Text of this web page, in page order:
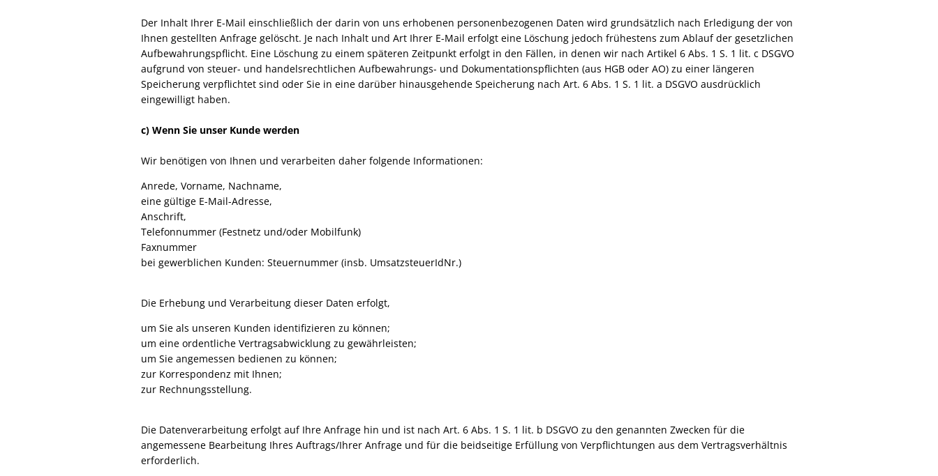
Der Inhalt Ihrer E-Mail einschließlich der darin von uns erhobenen personenbezogenen Daten wird grundsätzlich nach Erledigung der von
Ihnen gestellten Anfrage gelöscht. Je nach Inhalt und Art Ihrer E-Mail erfolgt eine Löschung jedoch frühestens zum Ablauf der gesetzlichen
Aufbewahrungspflicht. Eine Löschung zu einem späteren Zeitpunkt erfolgt in den Fällen, in denen wir nach Artikel 6 Abs. 1 S. 1 lit. c DSGVO
aufgrund von steuer- und handelsrechtlichen Aufbewahrungs- und Dokumentationspflichten (aus HGB oder AO) zu einer längeren
Speicherung verpflichtet sind oder Sie in eine darüber hinausgehende Speicherung nach Art. 6 Abs. 1 S. 1 lit. a DSGVO ausdrücklich
eingewilligt haben.
c) Wenn Sie unser Kunde werden
Wir benötigen von Ihnen und verarbeiten daher folgende Informationen:
Anrede, Vorname, Nachname,
eine gültige E-Mail-Adresse,
Anschrift,
Telefonnummer (Festnetz und/oder Mobilfunk)
Faxnummer
bei gewerblichen Kunden: Steuernummer (insb. UmsatzsteuerIdNr.)
Die Erhebung und Verarbeitung dieser Daten erfolgt,
um Sie als unseren Kunden identifizieren zu können;
um eine ordentliche Vertragsabwicklung zu gewährleisten;
um Sie angemessen bedienen zu können;
zur Korrespondenz mit Ihnen;
zur Rechnungsstellung.
Die Datenverarbeitung erfolgt auf Ihre Anfrage hin und ist nach Art. 6 Abs. 1 S. 1 lit. b DSGVO zu den genannten Zwecken für die
angemessene Bearbeitung Ihres Auftrags/Ihrer Anfrage und für die beidseitige Erfüllung von Verpflichtungen aus dem Vertragsverhältnis
erforderlich.